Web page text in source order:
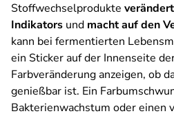
Stoffwechselprodukte
Indikators und macht auf den
kann bei fermentierten
ein Sticker auf der Innenseite
Farbveränderung anzeigen, ob
genießbar ist. Ein
Bakterienwachstum oder einen